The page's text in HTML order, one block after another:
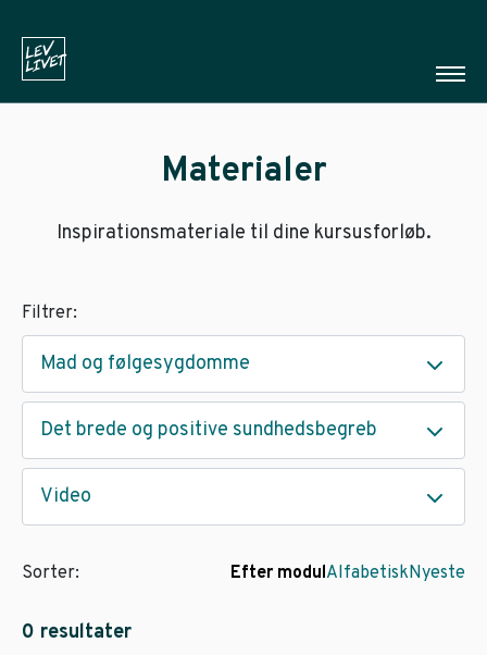
Materialer
Inspirationsmateriale til dine kursusforløb.
Filtrer:
Mad og følgesygdomme
Det brede og positive sundhedsbegreb
Video
0 resultater
Sorter: Efter modulAlfabetiskNyeste